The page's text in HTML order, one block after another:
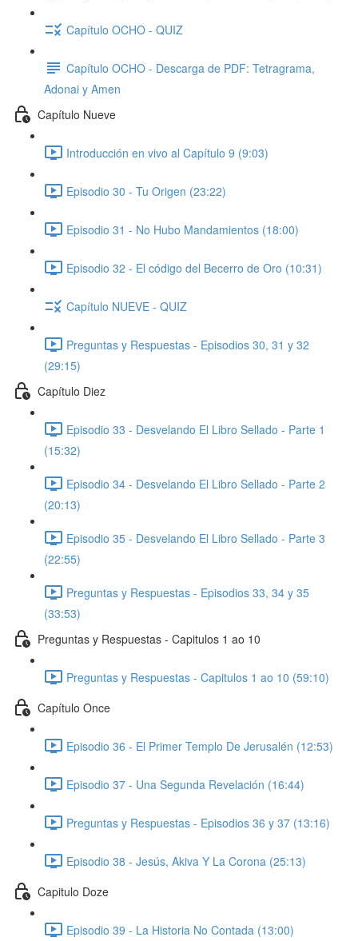
Capítulo OCHO - QUIZ
Capítulo OCHO - Descarga de PDF: Tetragrama,
Adonai y Amen
Capítulo Nueve
Introducción en vivo al Capítulo 9 (9:03)
Episodio 30 - Tu Origen (23:22)
Episodio 31 - No Hubo Mandamientos (18:00)
Episodio 32 - El código del Becerro de Oro (10:31)
Capítulo NUEVE - QUIZ
Preguntas y Respuestas - Episodios 30, 31 y 32
(29:15)
Capítulo Diez
Episodio 33 - Desvelando El Libro Sellado - Parte 1
(15:32)
Episodio 34 - Desvelando El Libro Sellado - Parte 2
(20:13)
Episodio 35 - Desvelando El Libro Sellado - Parte 3
(22:55)
Preguntas y Respuestas - Episodios 33, 34 y 35
(33:53)
Preguntas y Respuestas - Capitulos 1 ao 10
Preguntas y Respuestas - Capitulos 1 ao 10 (59:10)
Capítulo Once
Episodio 36 - El Primer Templo De Jerusalén (12:53)
Episodio 37 - Una Segunda Revelación (16:44)
Preguntas y Respuestas - Episodios 36 y 37 (13:16)
Episodio 38 - Jesús, Akiva Y La Corona (25:13)
Capitulo Doze
Episodio 39 - La Historia No Contada (13:00)